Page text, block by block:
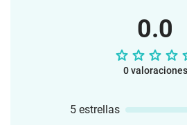
0.0
0 valoraciones
5 estrellas